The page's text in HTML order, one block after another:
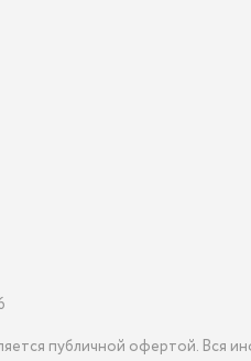
публичной офертой. Вся